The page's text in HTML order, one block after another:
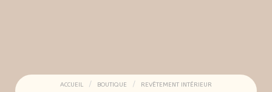
ACCUEIL BOUTIQUE
REVÊTEMENT INTÉRIEUR